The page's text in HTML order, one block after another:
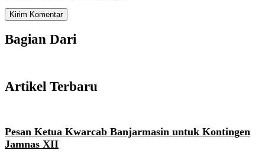
Bagian Dari
Artikel Terbaru
Pesan Ketua Kwarcab Banjarmasin untuk Kontingen
Jamnas XII